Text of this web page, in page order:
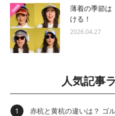
薄着の季節は
ける！
2026.04.27
人気記事
赤杭と黄杭の違いは？ ゴ